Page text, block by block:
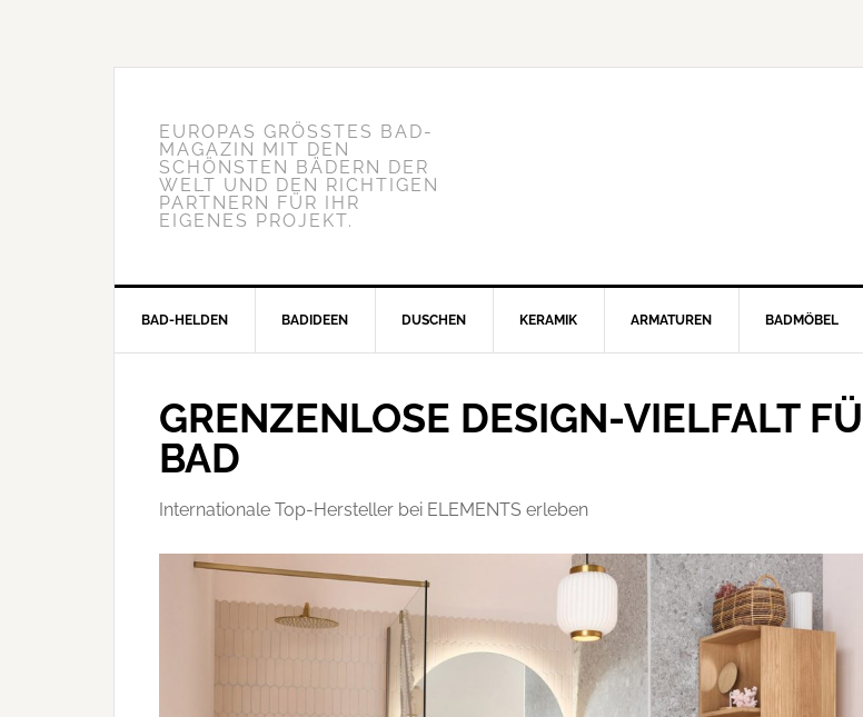
EUROPAS GRÖSSTES BAD-M
AGAZIN MIT DEN S
CHÖNSTEN BÄDERN DER W
ELT UND DEN RICHTIGEN P
ARTNERN FÜR IHR E
IGENES PROJEKT.
BAD-HELDEN BADIDEEN DUSCHEN KERAMIK ARMATUREN BADMÖBEL
GRENZENLOSE DESIGN-VIELFALT
BAD
Internationale Top-Hersteller bei ELEMENTS erleben